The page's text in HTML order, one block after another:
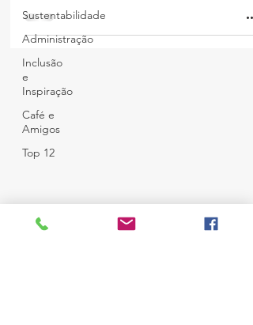
Sustentabilidade
Administração
Inclusão
e
Inspiração
Café e
Amigos
Top 12